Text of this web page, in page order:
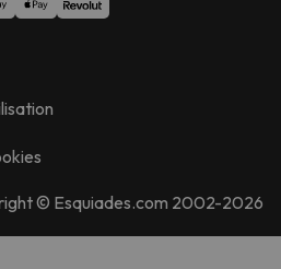
© Esquiades.com 2002-2026